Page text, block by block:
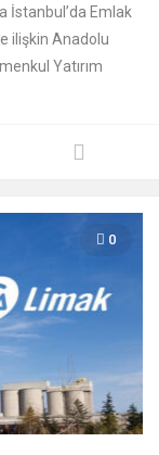
İstanbul’da Emlak
ilişkin Anadolu
Yatırım
0